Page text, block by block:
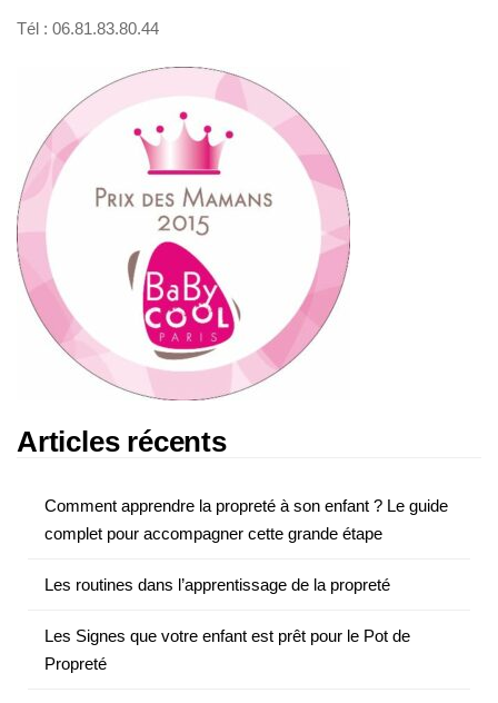
Tél : 06.81.83.80.44
Articles récents
Comment apprendre la propreté à son enfant ? Le guide
complet pour accompagner cette grande étape
Les routines dans l’apprentissage de la propreté
Les Signes que votre enfant est prêt pour le Pot de
Propreté